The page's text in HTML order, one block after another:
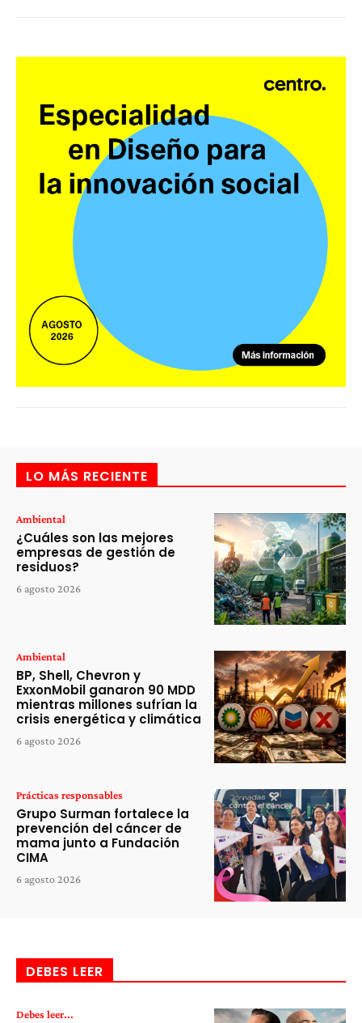
LO MÁS RECIENTE
Ambiental
¿Cuáles son las mejores
empresas de gestión de
residuos?
6 agosto 2026
Ambiental
BP, Shell, Chevron y
ExxonMobil ganaron 90 MDD
mientras millones sufrían la
crisis energética y climática
6 agosto 2026
Prácticas responsables
Grupo Surman fortalece la
prevención del cáncer de
mama junto a Fundación
CIMA
6 agosto 2026
DEBES LEER
Debes leer...